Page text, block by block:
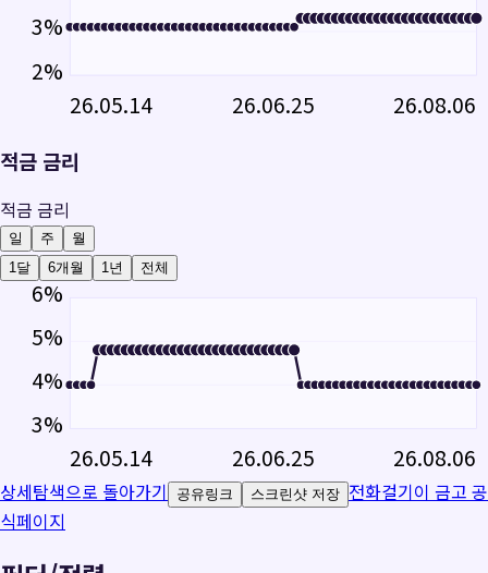
3%
2%
26.05.14
26.06.25 26.08.06
적금 금리
적금 금리
일 주
월
1달
6개월 1년 전체
6%
5%
4%
3%
26.05.14 26.06.25 26.08.06
상세탐색으로 돌아가기 공유링크 스크린샷 저장 전화걸기이 금고 공
식페이지